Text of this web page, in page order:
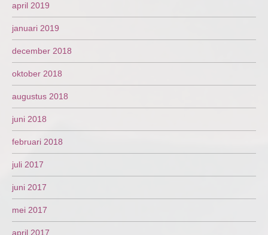
april 2019
januari 2019
december 2018
oktober 2018
augustus 2018
juni 2018
februari 2018
juli 2017
juni 2017
mei 2017
april 2017